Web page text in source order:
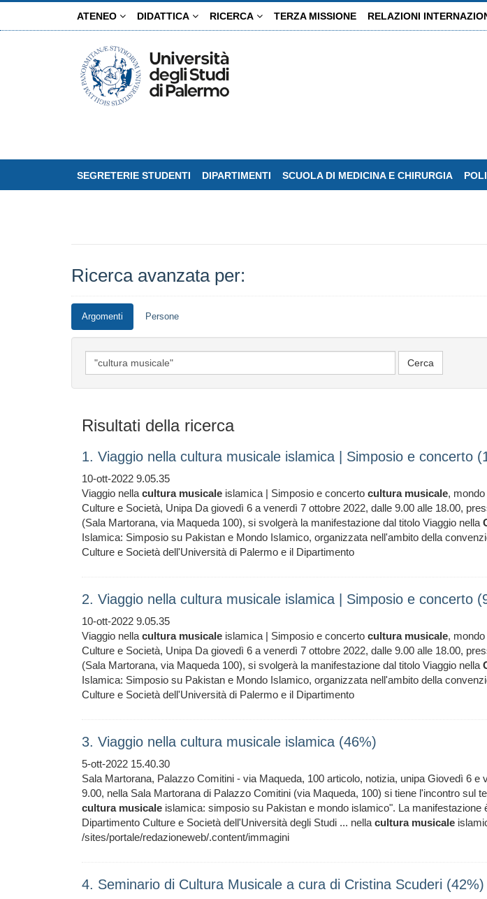
ATENEO DIDATTICA RICERCA TERZA MISSIONE RELAZIONI
SEGRETERIE STUDENTI DIPARTIMENTI SCUOLA DI MEDICINA E CHIRURGIA
Ricerca avanzata per:
Argomenti Persone
Risultati della ricerca
1. Viaggio nella cultura musicale islamica | Simposio e concerto
10-ott-2022 9.05.35
Viaggio nella cultura musicale islamica | Simposio e concerto cultura musicale,
Culture e Società, Unipa Da giovedì 6 a venerdì 7 ottobre 2022, dalle 9.00 alle 18.00,
(Sala Martorana, via Maqueda 100), si svolgerà la manifestazione dal titolo Viaggio nella
Islamica: Simposio su Pakistan e Mondo Islamico, organizzata nell'ambito della
Culture e Società dell'Università di Palermo e il Dipartimento
2. Viaggio nella cultura musicale islamica | Simposio e concerto
10-ott-2022 9.05.35
Viaggio nella cultura musicale islamica | Simposio e concerto cultura musicale,
Culture e Società, Unipa Da giovedì 6 a venerdì 7 ottobre 2022, dalle 9.00 alle 18.00,
(Sala Martorana, via Maqueda 100), si svolgerà la manifestazione dal titolo Viaggio nella
Islamica: Simposio su Pakistan e Mondo Islamico, organizzata nell'ambito della
Culture e Società dell'Università di Palermo e il Dipartimento
3. Viaggio nella cultura musicale islamica (46%)
5-ott-2022 15.40.30
Sala Martorana, Palazzo Comitini - via Maqueda, 100 articolo, notizia, unipa Giovedì 6 e
9.00, nella Sala Martorana di Palazzo Comitini (via Maqueda, 100) si tiene l'incontro sul
cultura musicale islamica: simposio su Pakistan e mondo islamico". La manifestazione
Dipartimento Culture e Società dell'Università degli Studi ... nella cultura musicale
/sites/portale/redazioneweb/.content/immagini
4. Seminario di Cultura Musicale a cura di Cristina Scuderi (42%)